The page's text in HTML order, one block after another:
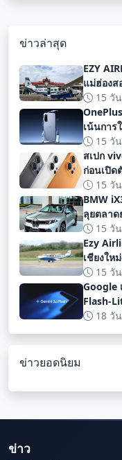
ข่าวล่าสุด
EZY
แม่ฮ่องส
15 วั
เน้นการ
ทางการ
15 วั
สเปก
ก่อนเปิด
15 วั
BMW
ลุยตลาด
15 วั
Ezy
เชียงให
15 วั
Google
Flash-
สำหรับ
18 วั
ข่าวยอดนิยม
ข่าว